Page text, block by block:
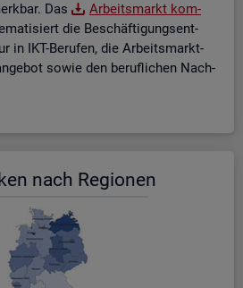
Das
Ar­beits­markt kom­
die Be­schäf­ti­gungs­ent­
in IKT-Be­ru­fen, die Ar­beits­markt­
sowie den be­ruf­li­chen Nach­
nach Re­gio­nen